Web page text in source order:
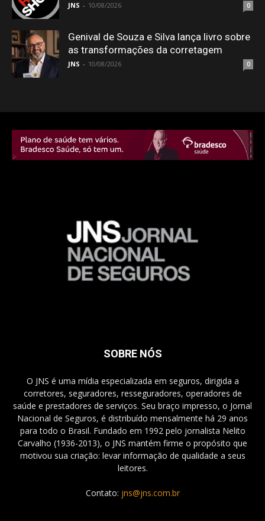
JNS - 10/08/2026 0
Genival de Souza e Silva lança livro sobre
as transformações da corretagem
JNS - 10/08/2026 0
SOBRE NÓS
O JNS é uma mídia especializada em seguros, dirigida a
corretores, seguradores, resseguradores, operadores de
saúde e prestadores de serviços. Seu braço impresso, o Jornal
Nacional de Seguros, é distribuído mensalmente há 29 anos
para todo o Brasil. Fundado em 1992 pelo jornalista Nelito
Carvalho (1936-2013), o JNS mantém firme o propósito que
motivou sua criação: levar informação de qualidade a seus
leitores.
Contato: jns@jns.com.br